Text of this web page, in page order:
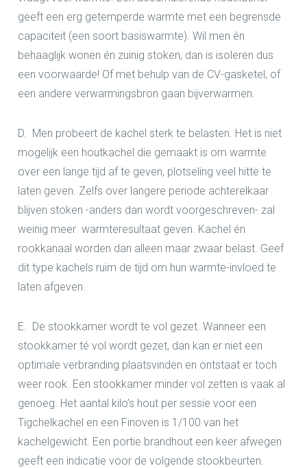
geeft een erg getemperde warmte met een begrensde
capaciteit (een soort basiswarmte). Wil men én
behaaglijk wonen én zuinig stoken, dan is isoleren dus
een voorwaarde! Of met behulp van de CV-gasketel, of
een andere verwarmingsbron gaan bijverwarmen.
D. Men probeert de kachel sterk te belasten. Het is niet
mogelijk een houtkachel die gemaakt is om warmte
over een lange tijd af te geven, plotseling veel hitte te
laten geven. Zelfs over langere periode achterelkaar
blijven stoken -anders dan wordt voorgeschreven- zal
weinig meer warmteresultaat geven. Kachel én
rookkanaal worden dan alleen maar zwaar belast. Geef
dit type kachels ruim de tijd om hun warmte-invloed te
laten afgeven.
E. De stookkamer wordt te vol gezet. Wanneer een
stookkamer té vol wordt gezet, dan kan er niet een
optimale verbranding plaatsvinden en ontstaat er toch
weer rook. Een stookkamer minder vol zetten is vaak al
genoeg. Het aantal kilo’s hout per sessie voor een
Tigchelkachel en een Finoven is 1/100 van het
kachelgewicht. Een portie brandhout een keer afwegen
geeft een indicatie voor de volgende stookbeurten.